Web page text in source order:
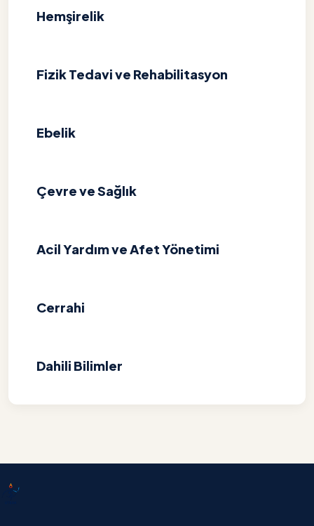
Hemşirelik
Fizik Tedavi ve Rehabilitasyon
Ebelik
Çevre ve Sağlık
Acil Yardım ve Afet Yönetimi
Cerrahi
Dahili Bilimler